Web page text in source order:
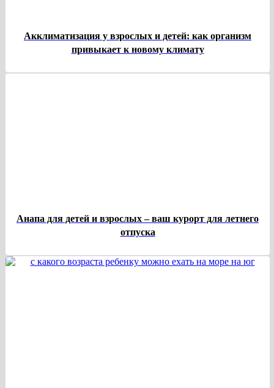
Акклиматизация у взрослых и детей: как организм
привыкает к новому климату
Анапа для детей и взрослых – ваш курорт для летнего
отпуска